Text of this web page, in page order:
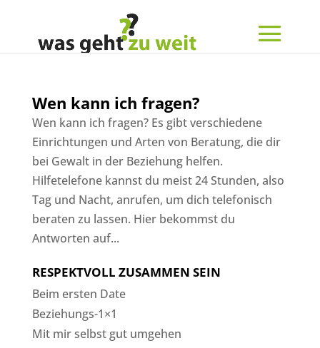
Wen kann ich fragen?
Wen kann ich fragen? Es gibt verschiedene
Einrichtungen und Arten von Beratung, die dir
bei Gewalt in der Beziehung helfen.
Hilfetelefone kannst du meist 24 Stunden, also
Tag und Nacht, anrufen, um dich telefonisch
beraten zu lassen. Hier bekommst du
Antworten auf...
RESPEKTVOLL ZUSAMMEN SEIN
Beim ersten Date
Beziehungs-1×1
Mit mir selbst gut umgehen